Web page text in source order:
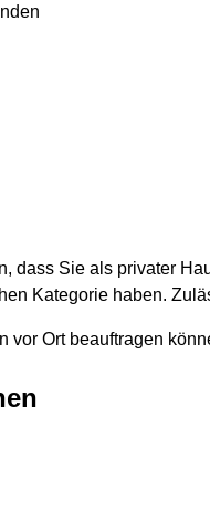
dass Sie als privater
Kategorie haben.
vor Ort beauftragen